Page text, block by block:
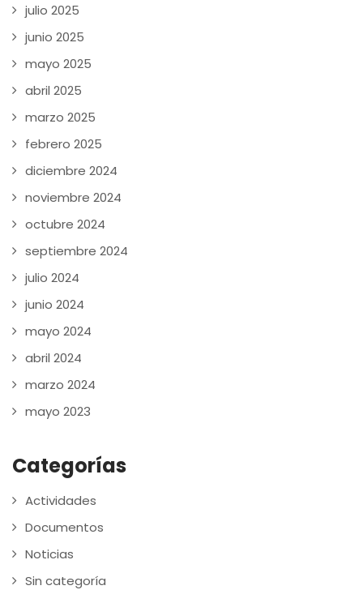
julio 2025
junio 2025
mayo 2025
abril 2025
marzo 2025
febrero 2025
diciembre 2024
noviembre 2024
octubre 2024
septiembre 2024
julio 2024
junio 2024
mayo 2024
abril 2024
marzo 2024
mayo 2023
Categorías
Actividades
Documentos
Noticias
Sin categoría